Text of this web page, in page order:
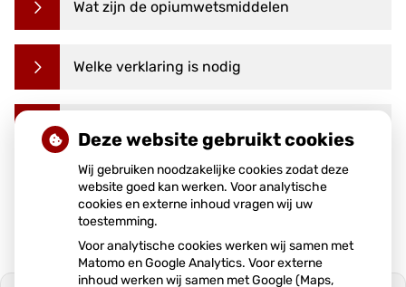
Wat zijn de opiumwetsmiddelen
Welke verklaring is nodig
HetCAK.nl
Deze website gebruikt cookies
Wij gebruiken noodzakelijke cookies zodat deze
website goed kan werken. Voor analytische
cookies en externe inhoud vragen wij uw
toestemming.
Voor analytische cookies werken wij samen met
Matomo en Google Analytics. Voor externe
inhoud werken wij samen met Google (Maps,